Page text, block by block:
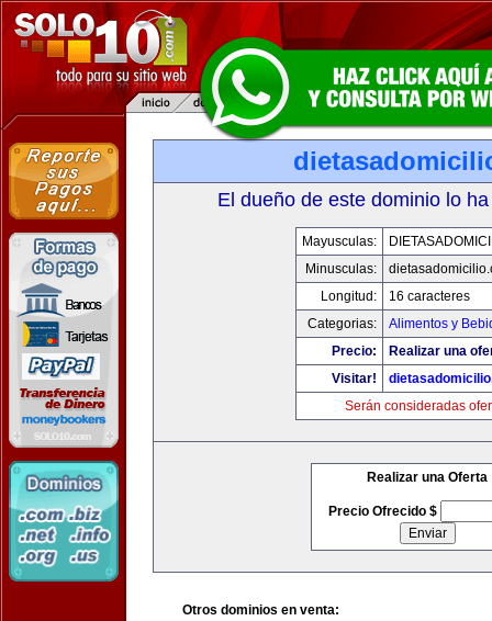
El dueño de este dominio lo
Mayusculas:
Minusculas:
Longitud:
16 caracteres
Categorias:
Alimentos y
Precio:
Realizar una
Visitar!
Serán consideradas
Realizar una Oferta
Precio Ofrecido $
Otros dominios en venta: